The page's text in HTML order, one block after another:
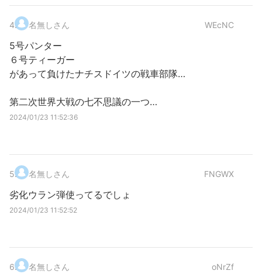
4. 名無しさん WEcNC
5号パンター
６号ティーガー
があって負けたナチスドイツの戦車部隊…
第二次世界大戦の七不思議の一つ…
2024/01/23 11:52:36
5. 名無しさん FNGWX
劣化ウラン弾使ってるでしょ
2024/01/23 11:52:52
6. 名無しさん oNrZf